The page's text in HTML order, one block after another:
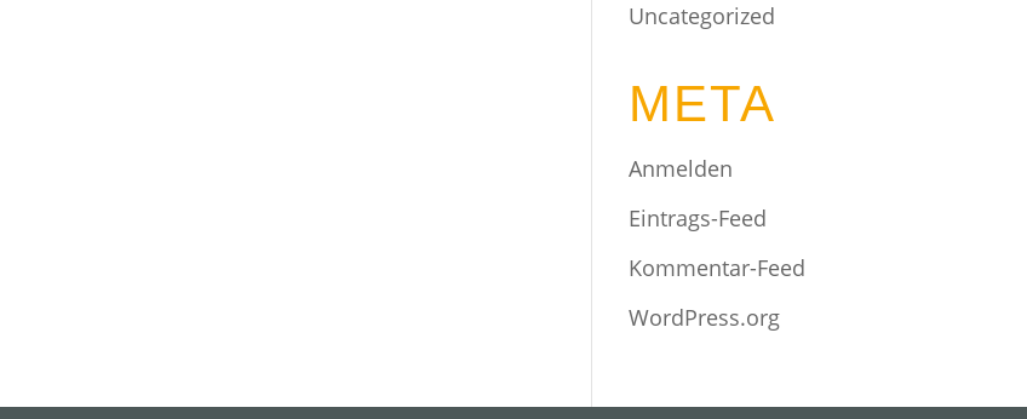
Uncategorized
META
Anmelden
Eintrags-Feed
Kommentar-Feed
WordPress.org